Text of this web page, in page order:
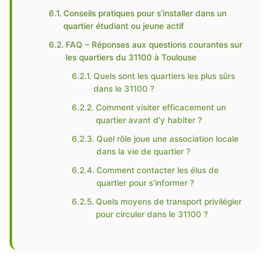
Conseils pratiques pour s’installer dans un
quartier étudiant ou jeune actif
FAQ – Réponses aux questions courantes sur
les quartiers du 31100 à Toulouse
Quels sont les quartiers les plus sûrs
dans le 31100 ?
Comment visiter efficacement un
quartier avant d’y habiter ?
Quel rôle joue une association locale
dans la vie de quartier ?
Comment contacter les élus de
quartier pour s’informer ?
Quels moyens de transport privilégier
pour circuler dans le 31100 ?